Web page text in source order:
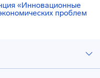
«Инновационные
проблем